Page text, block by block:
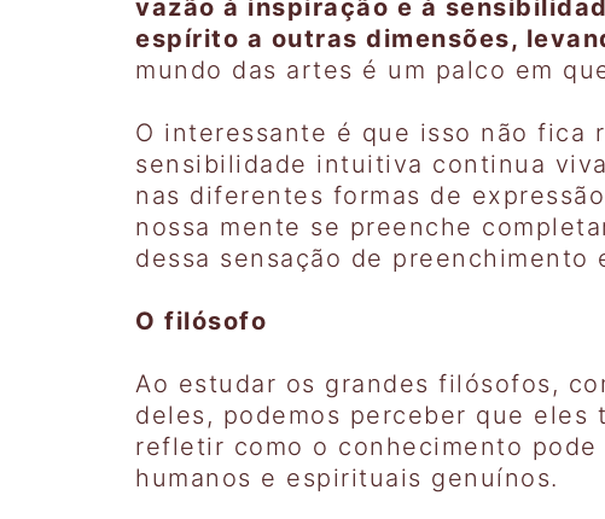
vazão à inspiração e à
espírito a outras dimensões,
mundo das artes é um palco em
O interessante é que isso não fica
sensibilidade intuitiva continua
nas diferentes formas de
nossa mente se preenche
dessa sensação de
O filósofo
Ao estudar os grandes filósofos,
deles, podemos perceber que eles
refletir como o conhecimento
humanos e espirituais genuínos.